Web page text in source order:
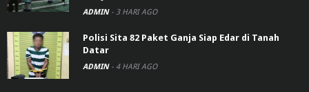
ADMIN - 3 HARI AGO
Polisi Sita 82 Paket Ganja Siap Edar di Tanah
Datar
ADMIN - 4 HARI AGO